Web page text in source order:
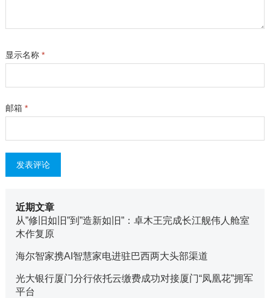
显示名称 *
邮箱 *
近期文章
从”修旧如旧”到”造新如旧”：卓木王完成长江舰伟人舱室
木作复原
海尔智家携AI智慧家电进驻巴西两大头部渠道
光大银行厦门分行依托云缴费成功对接厦门“凤凰花”拥军
平台